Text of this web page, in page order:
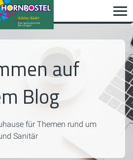
auf
Blog
für Themen rund um
Sanitär